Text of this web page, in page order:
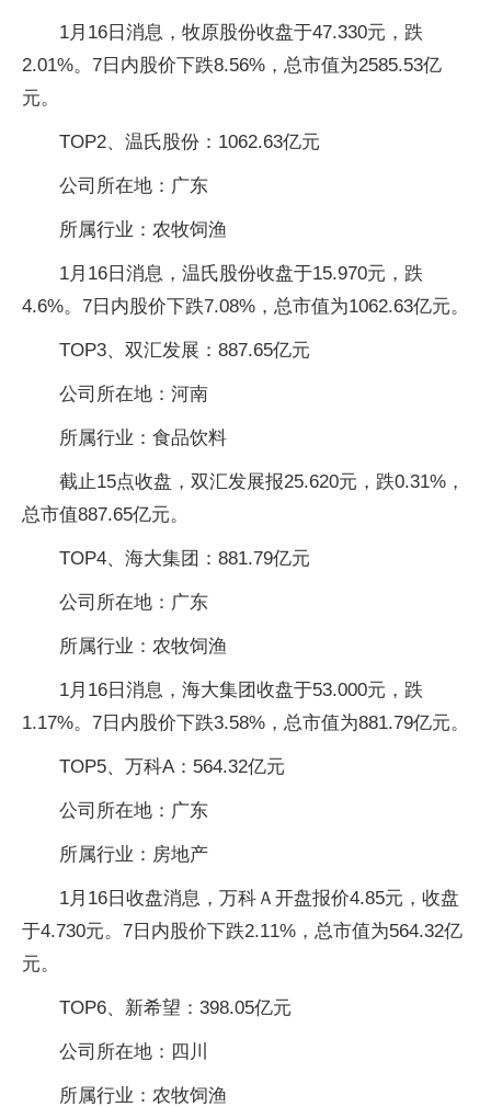
1月16日消息，牧原股份收盘于47.330元，跌
2.01%。7日内股价下跌8.56%，总市值为2585.53亿
元。
TOP2、温氏股份：1062.63亿元
公司所在地：广东
所属行业：农牧饲渔
1月16日消息，温氏股份收盘于15.970元，跌
4.6%。7日内股价下跌7.08%，总市值为1062.63亿元。
TOP3、双汇发展：887.65亿元
公司所在地：河南
所属行业：食品饮料
截止15点收盘，双汇发展报25.620元，跌0.31%，
总市值887.65亿元。
TOP4、海大集团：881.79亿元
公司所在地：广东
所属行业：农牧饲渔
1月16日消息，海大集团收盘于53.000元，跌
1.17%。7日内股价下跌3.58%，总市值为881.79亿元。
TOP5、万科A：564.32亿元
公司所在地：广东
所属行业：房地产
1月16日收盘消息，万科Ａ开盘报价4.85元，收盘
于4.730元。7日内股价下跌2.11%，总市值为564.32亿
元。
TOP6、新希望：398.05亿元
公司所在地：四川
所属行业：农牧饲渔